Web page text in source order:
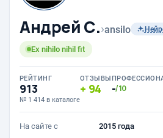
Андрей С.›ansilo
Ex nihilo nihil fit
РЕЙТИНГ
913
№ 1 414 в каталоге
ОТЗЫВЫ
94 -/10
На сайте с 2015 года